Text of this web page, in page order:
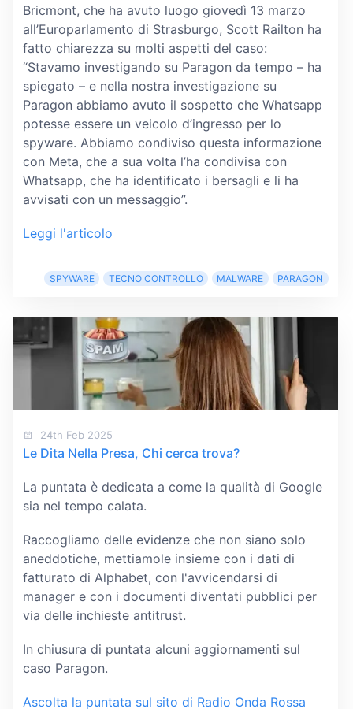
Bricmont, che ha avuto luogo giovedì 13 marzo
all’Europarlamento di Strasburgo, Scott Railton ha
fatto chiarezza su molti aspetti del caso:
“Stavamo investigando su Paragon da tempo – ha
spiegato – e nella nostra investigazione su
Paragon abbiamo avuto il sospetto che Whatsapp
potesse essere un veicolo d’ingresso per lo
spyware. Abbiamo condiviso questa informazione
con Meta, che a sua volta l’ha condivisa con
Whatsapp, che ha identificato i bersagli e li ha
avvisati con un messaggio”.
Leggi l'articolo
SPYWARE TECNO CONTROLLO MALWARE PARAGON
24th Feb 2025
Le Dita Nella Presa, Chi cerca trova?
La puntata è dedicata a come la qualità di Google
sia nel tempo calata.
Raccogliamo delle evidenze che non siano solo
aneddotiche, mettiamole insieme con i dati di
fatturato di Alphabet, con l'avvicendarsi di
manager e con i documenti diventati pubblici per
via delle inchieste antitrust.
In chiusura di puntata alcuni aggiornamenti sul
caso Paragon.
Ascolta la puntata sul sito di Radio Onda Rossa